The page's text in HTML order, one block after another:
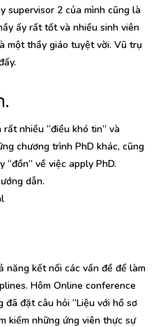
supervisor 2 của mình cũng là
ấy rất tốt và nhiều sinh viên
một thầy giáo tuyệt vời. Vũ trụ
nhiều “điều khó tin” và
chương trình PhD khác, cũng
về việc apply PhD.
dẫn.
năng kết nối các vấn đề để làm
Hôm Online conference
đã đặt câu hỏi “Liệu với hồ sơ
kiếm những ứng viên thực sự